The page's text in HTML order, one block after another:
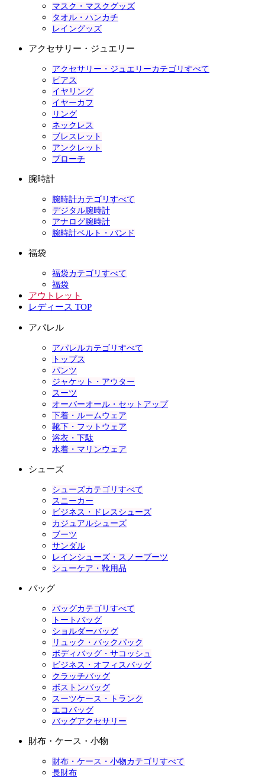
マスク・マスクグッズ
タオル・ハンカチ
レイングッズ
アクセサリー・ジュエリー
アクセサリー・ジュエリーカテゴリすべて
ピアス
イヤリング
イヤーカフ
リング
ネックレス
ブレスレット
アンクレット
ブローチ
腕時計
腕時計カテゴリすべて
デジタル腕時計
アナログ腕時計
腕時計ベルト・バンド
福袋
福袋カテゴリすべて
福袋
アウトレット
レディース TOP
アパレル
アパレルカテゴリすべて
トップス
パンツ
ジャケット・アウター
スーツ
オーバーオール・セットアップ
下着・ルームウェア
靴下・フットウェア
浴衣・下駄
水着・マリンウェア
シューズ
シューズカテゴリすべて
スニーカー
ビジネス・ドレスシューズ
カジュアルシューズ
ブーツ
サンダル
レインシューズ・スノーブーツ
シューケア・靴用品
バッグ
バッグカテゴリすべて
トートバッグ
ショルダーバッグ
リュック・バックパック
ボディバッグ・サコッシュ
ビジネス・オフィスバッグ
クラッチバッグ
ボストンバッグ
スーツケース・トランク
エコバッグ
バッグアクセサリー
財布・ケース・小物
財布・ケース・小物カテゴリすべて
長財布